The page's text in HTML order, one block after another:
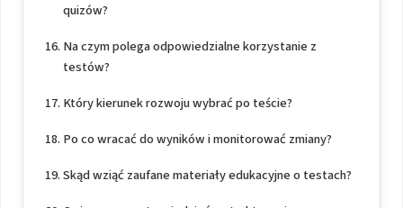
quizów?
Na czym polega odpowiedzialne korzystanie z
testów?
Który kierunek rozwoju wybrać po teście?
Po co wracać do wyników i monitorować zmiany?
Skąd wziąć zaufane materiały edukacyjne o testach?